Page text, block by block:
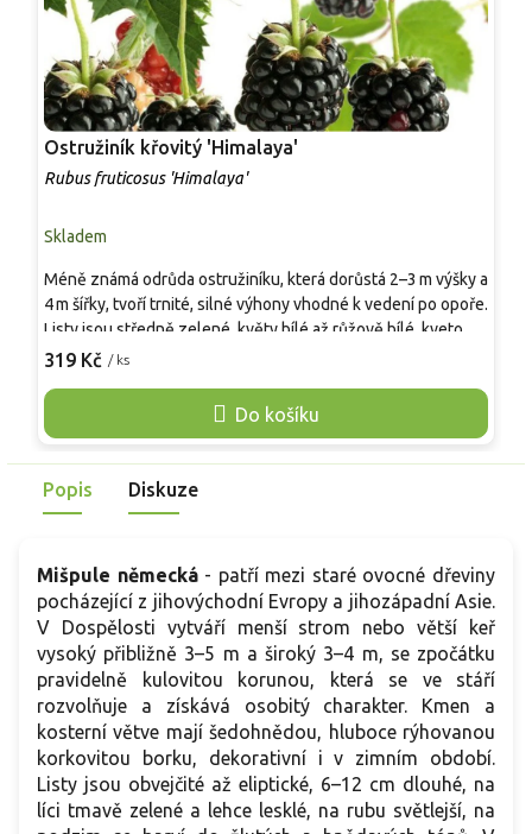
Ostružiník křovitý 'Himalaya'
Rubus fruticosus 'Himalaya'
Skladem
319 Kč / ks
Do košíku
Méně známá odrůda ostružiníku, která dorůstá 2–3 m výšky a
4 m šířky, tvoří trnité, silné výhony vhodné k vedení po opoře.
Listy jsou středně zelené, květy bílé až růžově bílé, kvetou v
květnu až červnu a lákají včely a motýly. Plody jsou sladké
k přímé konzumaci i zpracování. Keř je plně mrazuvzdorný
do −25 °C a odolný vůči chorobám.
Popis Diskuze
Mišpule německá - patří mezi staré ovocné dřeviny
pocházející z jihovýchodní Evropy a jihozápadní Asie.
V Dospělosti vytváří menší strom nebo větší keř
vysoký přibližně 3–5 m a široký 3–4 m, se zpočátku
pravidelně kulovitou korunou, která se ve stáří
rozvolňuje a získává osobitý charakter. Kmen a
kosterní větve mají šedohnědou, hluboce rýhovanou
korkovitou borku, dekorativní i v zimním období.
Listy jsou obvejčité až eliptické, 6–12 cm dlouhé, na
líci tmavě zelené a lehce lesklé, na rubu světlejší, na